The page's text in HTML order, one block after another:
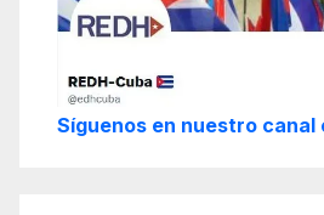
Síguenos en nuestro canal